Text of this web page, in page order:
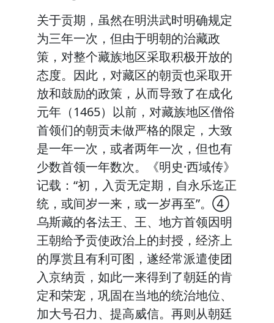
关于贡期，虽然在明洪武时明确规定
为三年一次，但由于明朝的治藏政
策，对整个藏族地区采取积极开放的
态度。因此，对藏区的朝贡也采取开
放和鼓励的政策，从而导致了在成化
元年（1465）以前，对藏族地区僧俗
首领们的朝贡未做严格的限定，大致
是一年一次，或者两年一次，但也有
少数首领一年数次。《明史·西域传》
记载：“初，入贡无定期，自永乐迄正
统，或间岁一来，或一岁再至”。④
乌斯藏的各法王、王、地方首领因明
王朝给予贡使政治上的封授，经济上
的厚赏且有利可图，遂经常派遣使团
入京纳贡，如此一来得到了朝廷的肯
定和荣宠，巩固在当地的统治地位、
加大号召力、提高威信。再则从朝廷